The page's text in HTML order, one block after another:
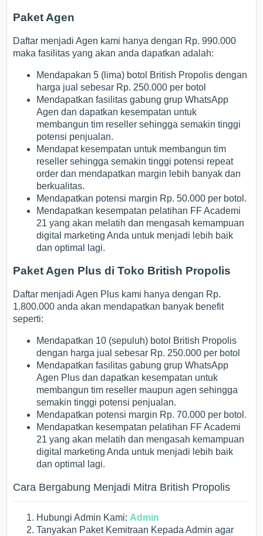
Paket Agen
Daftar menjadi Agen kami hanya dengan Rp. 990.000
maka fasilitas yang akan anda dapatkan adalah:
Mendapakan 5 (lima) botol British Propolis dengan
harga jual sebesar Rp. 250.000 per botol
Mendapatkan fasilitas gabung grup WhatsApp
Agen dan dapatkan kesempatan untuk
membangun tim reseller sehingga semakin tinggi
potensi penjualan.
Mendapat kesempatan untuk membangun tim
reseller sehingga semakin tinggi potensi repeat
order dan mendapatkan margin lebih banyak dan
berkualitas.
Mendapatkan potensi margin Rp. 50.000 per botol.
Mendapatkan kesempatan pelatihan FF Academi
21 yang akan melatih dan mengasah kemampuan
digital marketing Anda untuk menjadi lebih baik
dan optimal lagi.
Paket Agen Plus di Toko British Propolis
Daftar menjadi Agen Plus kami hanya dengan Rp.
1.800.000 anda akan mendapatkan banyak benefit
seperti:
Mendapatkan 10 (sepuluh) botol British Propolis
dengan harga jual sebesar Rp. 250.000 per botol
Mendapatkan fasilitas gabung grup WhatsApp
Agen Plus dan dapatkan kesempatan untuk
membangun tim reseller maupun agen sehingga
semakin tinggi potensi penjualan.
Mendapatkan potensi margin Rp. 70.000 per botol.
Mendapatkan kesempatan pelatihan FF Academi
21 yang akan melatih dan mengasah kemampuan
digital marketing Anda untuk menjadi lebih baik
dan optimal lagi.
Cara Bergabung Menjadi Mitra British Propolis
Hubungi Admin Kami: Admin
Tanyakan Paket Kemitraan Kepada Admin agar